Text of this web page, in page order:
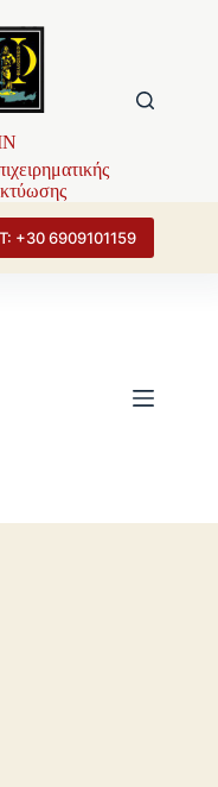
Τ: +30 6909101159